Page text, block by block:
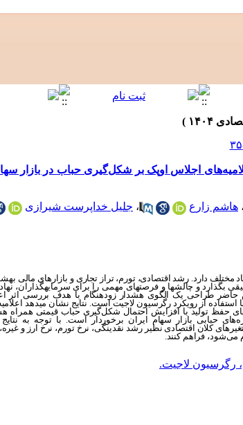
اجلاس اوپک بر شکل‌گیری حباب در بازار
، هاشم زارع ، جلیل خداپرست شیرازی
مختلف دارد. رشد اقتصادی، تورم، تراز تجاری و بازارهای مالی
بگذارد و چالش‏ها و فرصت‏های مهمی را برای سرمایه‏گذاران،
طراحی یک الگوی هشدار زودهنگام با هدف بررسی اثر
حباب در بازار سهام ایران طی دوره زمانی 11-1:1401-1390 با استفاده از رویکرد رگرسیون لاجیت است.
تولید با افزایش احتمال شکل‌گیری حباب قیمتی همراه
94 درصدی در پیش‌بینی دوره‌های حبابی بازار سهام ایران برخوردار است. با
کلان اقتصادی نظیر رشد نقدینگی، نرخ تورم، نرخ ارز و غیره،
فراهم کنند.
رگرسیون لاجیت.